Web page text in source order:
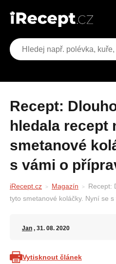
Recept: Dlouho jsem
hledala recept
smetanové
s vámi o
iRecept.cz Magazín
Recept:
tyto smetanové koláčky. Nyní se
Jan , 31. 08. 2020
Vytisknout článek